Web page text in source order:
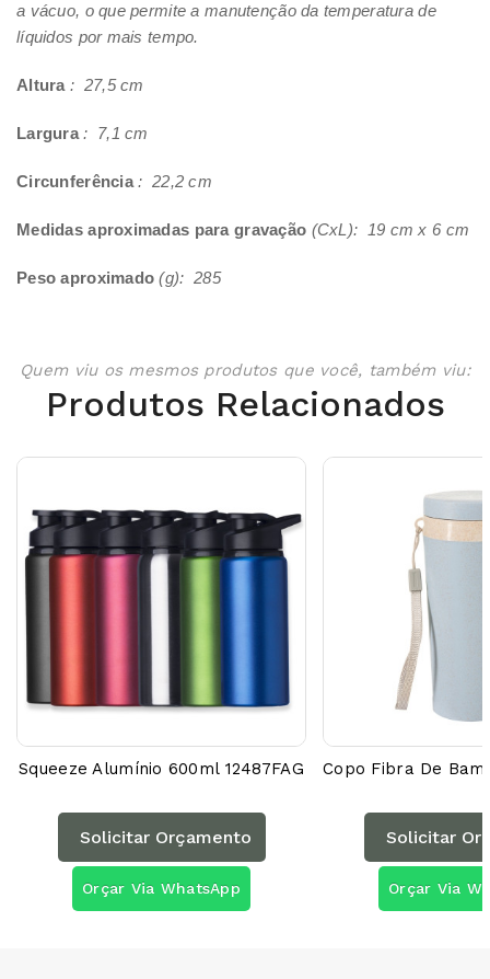
a vácuo, o que permite a manutenção da temperatura de
líquidos por mais tempo.
Altura : 27,5 cm
Largura: 7,1 cm
Circunferência: 22,2 cm
Medidas aproximadas para gravação (CxL): 19 cm x 6 cm
Peso aproximado (g): 285
Quem viu os mesmos produtos que você, também viu:
Produtos Relacionados
Squeeze Alumínio 600ml 12487FAG
Solicitar Orçamento
Orçar Via WhatsApp
Solicitar
Orçar Via